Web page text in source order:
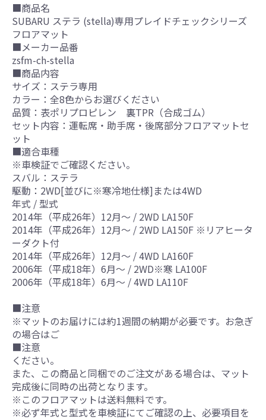
■商品名
SUBARU ステラ (stella)専用プレイドチェックシリーズ
フロアマット
■メーカー品番
zsfm-ch-stella
■商品内容
サイズ：ステラ専用
カラー：全8色からお選びください
品質：表ポリプロピレン 裏TPR（合成ゴム）
セット内容：運転席・助手席・後席部分フロアマットセ
ット
■適合車種
※車検証でご確認ください。
スバル：ステラ
駆動：2WD[並びに※寒冷地仕様]または4WD
年式 / 型式
2014年（平成26年）12月～ / 2WD LA150F
2014年（平成26年）12月～ / 2WD LA150F ※リアヒータ
ーダクト付
2014年（平成26年）12月～ / 4WD LA160F
2006年（平成18年）6月～ / 2WD※寒 LA100F
2006年（平成18年）6月～ / 4WD LA110F
■注意
※マットのお届けには約1週間の納期が必要です。お急ぎ
の場合はご
■注意
ください。
また、この商品と同梱でのご注文がある場合は、マット
完成後に同時の出荷となります。
※このフロアマットは送料無料です。
※必ず年式と型式を車検証にてご確認の上、必要項目を